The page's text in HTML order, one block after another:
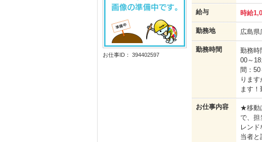
お仕事ID： 394402597
給与 時給
勤務地 広島県
勤務時間
勤務時
00～
間：
りま
ます
お仕事内容
★移動
で、担
レン
当者と